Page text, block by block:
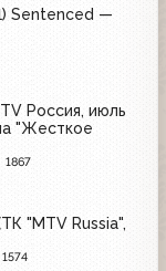
Sentenced —
Россия, июль
"Жесткое
1867
"MTV Russia",
1574